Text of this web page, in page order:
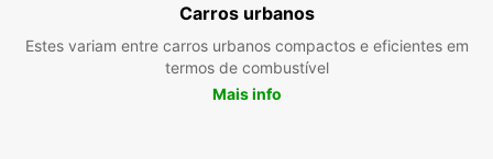
Carros urbanos
Estes variam entre carros urbanos compactos e eficientes em
termos de combustível
Mais info